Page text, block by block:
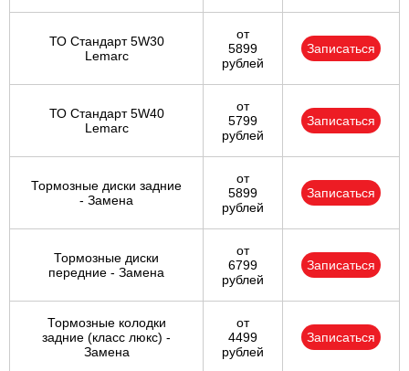
ТО Стандарт 5W30
Lemarc
от
5899
рублей
Записаться
ТО Стандарт 5W40
Lemarc
от
5799
рублей
Записаться
Тормозные диски задние
- Замена
от
5899
рублей
Записаться
Тормозные диски
передние - Замена
от
6799
рублей
Записаться
Тормозные колодки
задние (класс люкс) -
Замена
от
4499
рублей
Записаться